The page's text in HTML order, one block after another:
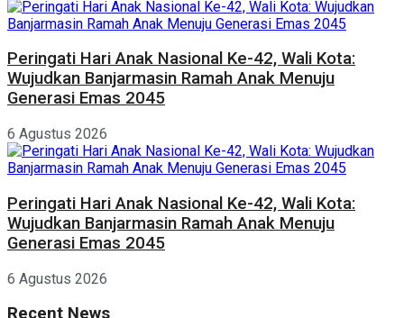
Peringati Hari Anak Nasional Ke-42, Wali Kota:
Wujudkan Banjarmasin Ramah Anak Menuju
Generasi Emas 2045
6 Agustus 2026
Peringati Hari Anak Nasional Ke-42, Wali Kota:
Wujudkan Banjarmasin Ramah Anak Menuju
Generasi Emas 2045
6 Agustus 2026
Recent News